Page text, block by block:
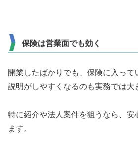
保険は営業面でも効く
開業したばかりでも、保険に入っ
説明がしやすくなるのも実務では大
特に紹介や法人案件を狙うなら、安
ます。